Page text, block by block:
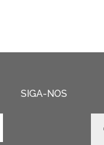
SIGA-NOS